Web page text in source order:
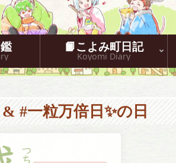
📙こよみ町日記
Koyomi Diary
#一粒万倍日✨の日